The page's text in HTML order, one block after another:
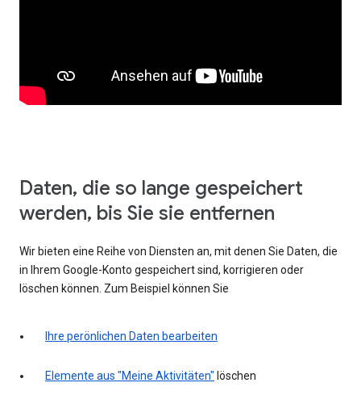
Daten, die so lange gespeichert
werden, bis Sie sie entfernen
Wir bieten eine Reihe von Diensten an, mit denen Sie Daten, die
in Ihrem Google-Konto gespeichert sind, korrigieren oder
löschen können. Zum Beispiel können Sie
Ihre perönlichen Daten bearbeiten
Elemente aus "Meine Aktivitäten" löschen